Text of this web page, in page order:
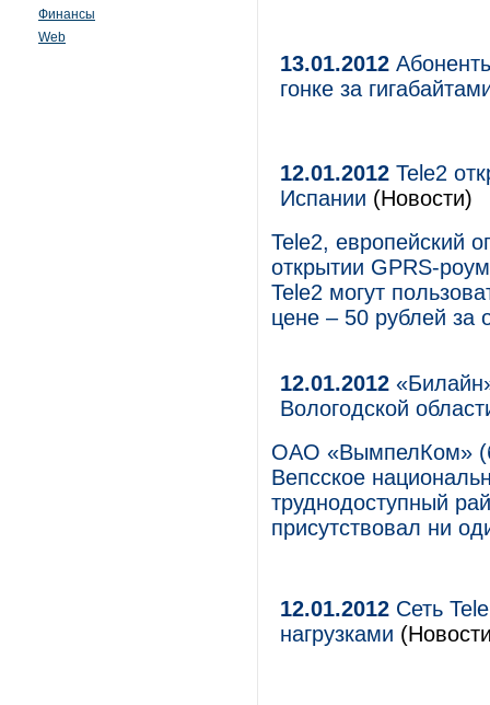
Финансы
Web
13.01.2012
гонке за
12.01.2012 Tele2
Испании (Новости)
Tele2, европейский
открытии GPRS-
Tele2 могут
цене – 50 рублей за
12.01.2012
Вологодской
ОАО «ВымпелКом»
Вепсское
труднодоступный
присутствовал ни
12.01.2012 Сеть
нагрузками